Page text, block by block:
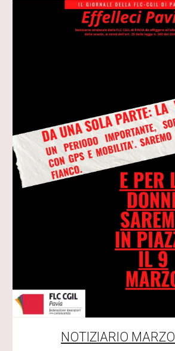
NOTIZIARIO MARZO